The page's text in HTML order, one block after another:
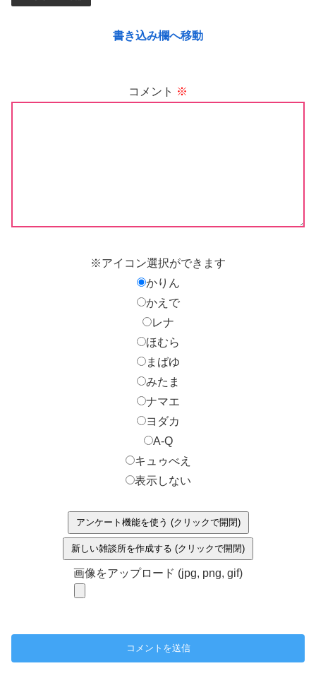
書き込み欄へ移動
コメント ※
※アイコン選択ができます
かりん
かえで
レナ
ほむら
まばゆ
みたま
ナマエ
ヨダカ
A-Q
キュゥべえ
表示しない
アンケート機能を使う (クリックで開閉)
新しい雑談所を作成する (クリックで開閉)
画像をアップロード (jpg, png, gif)